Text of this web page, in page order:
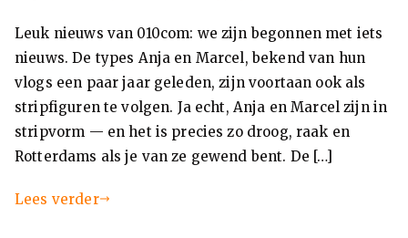
Leuk nieuws van 010com: we zijn begonnen met iets
nieuws. De types Anja en Marcel, bekend van hun
vlogs een paar jaar geleden, zijn voortaan ook als
stripfiguren te volgen. Ja echt, Anja en Marcel zijn in
stripvorm — en het is precies zo droog, raak en
Rotterdams als je van ze gewend bent. De […]
Lees verder